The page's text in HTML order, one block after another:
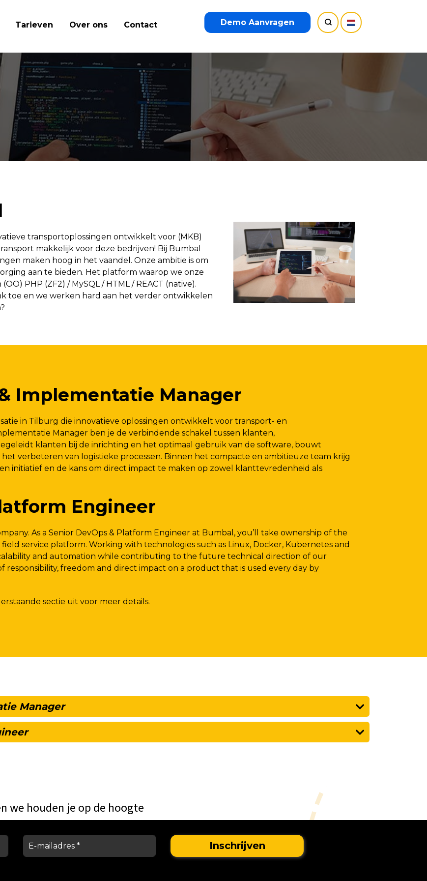
Tarieven Over ons Contact Demo Aanvragen
transportoplossingen ontwikkelt voor (MKB)
makkelijk voor deze bedrijven! Bij Bumbal
maken hoog in het vaandel. Onze ambitie is om
aan te bieden. Het platform waarop we onze
PHP (ZF2) / MySQL / HTML / REACT (native).
toe en we werken hard aan het verder ontwikkelen
Implementatie Manager
in Tilburg die innovatieve oplossingen ontwikkelt voor transport- en
Manager ben je de verbindende schakel tussen klanten,
klanten bij de inrichting en het optimaal gebruik van de software, bouwt
verbeteren van logistieke processen. Binnen het compacte en ambitieuze team krijg
initiatief en de kans om direct impact te maken op zowel klanttevredenheid als
Engineer
As a Senior DevOps & Platform Engineer at Bumbal, you’ll take ownership of the
service platform. Working with technologies such as Linux, Docker, Kubernetes and
and automation while contributing to the future technical direction of our
responsibility, freedom and direct impact on a product that is used every day by
sectie uit voor meer details.
Manager
we houden je op de hoogte